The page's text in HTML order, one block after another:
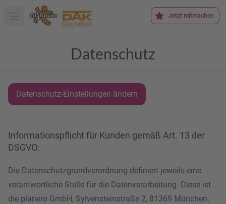
Hauptmenü öffnen
Jetzt mitmachen
Datenschutz
Datenschutz-Einstellungen ändern
Informationspflicht für Kunden gemäß Art. 13 der
DSGVO:
Die Datenschutzgrundverordnung definiert jeweils eine
verantwortliche Stelle für die Datenverarbeitung. Diese ist
die planero GmbH, Sylvensteinstraße 2, 81369 München.